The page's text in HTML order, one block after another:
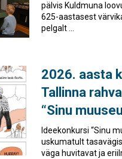
pälvis Kuldmuna
625-aastasest
pelgalt ...
2026. aasta
Tallinna
“Sinu
Ideekonkursi “Sinu
uskumatult
väga huvitavat ja